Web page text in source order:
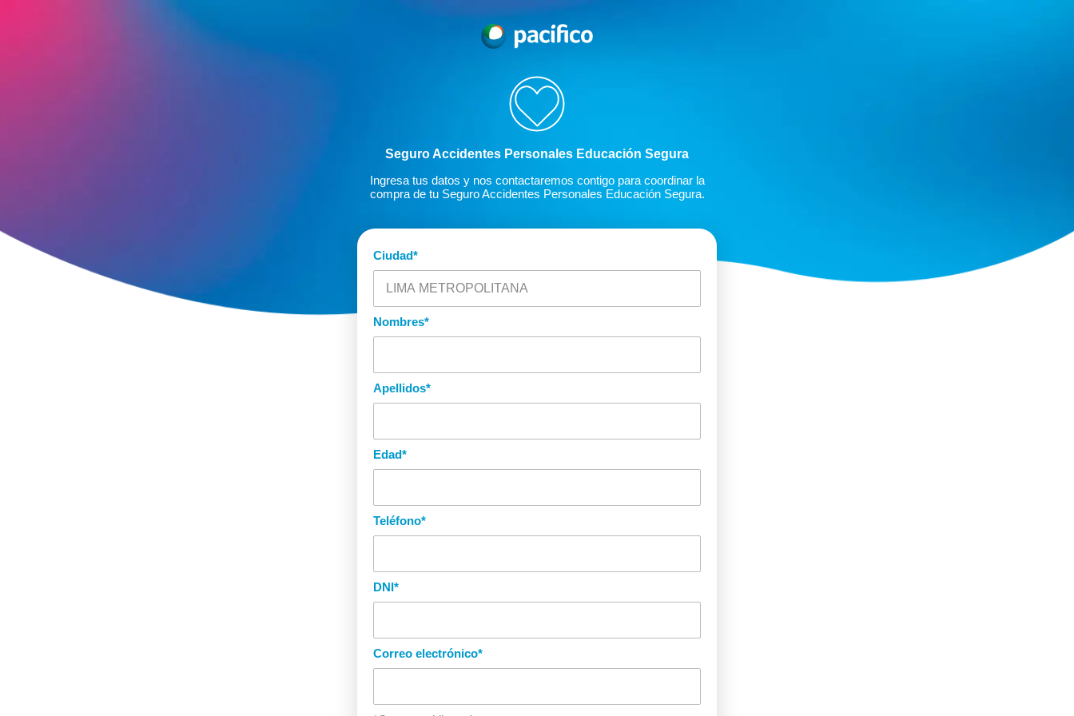
Seguro Accidentes Personales Educación Segura
Ingresa tus datos y nos contactaremos contigo para coordinar la
compra de tu Seguro Accidentes Personales Educación Segura.
Ciudad*
Nombres*
Apellidos*
Edad*
Teléfono*
DNI*
Correo electrónico*